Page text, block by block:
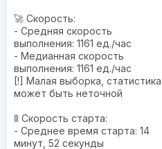
🚀 Скорость:
- Средняя скорость
выполнения: 1161 ед./час
- Медианная скорость
выполнения: 1161 ед./час
[!] Малая выборка, статистика
может быть неточной
🚦 Скорость старта:
- Среднее время старта: 14
минут, 52 секунды